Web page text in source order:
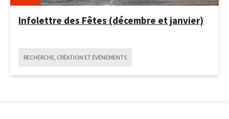
Infolettre des Fêtes (décembre et janvier)
RECHERCHE, CRÉATION ET ÉVÉNEMENTS